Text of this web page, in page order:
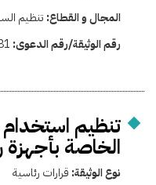
المجال و القطاع: تنظيم
رقم الوثيقة/رقم الدعوى:
تنظيم
الخاصة بأجهزة
نوع الوثيقة: قرارات رئاسية